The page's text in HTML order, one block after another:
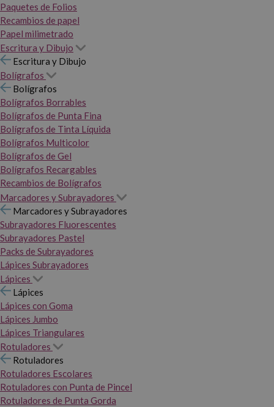
Paquetes de Folios
Recambios de papel
Papel milimetrado
Escritura y Dibujo
Escritura y Dibujo
Bolígrafos
Bolígrafos
Bolígrafos Borrables
Bolígrafos de Punta Fina
Bolígrafos de Tinta Líquida
Bolígrafos Multicolor
Bolígrafos de Gel
Bolígrafos Recargables
Recambios de Bolígrafos
Marcadores y Subrayadores
Marcadores y Subrayadores
Subrayadores Fluorescentes
Subrayadores Pastel
Packs de Subrayadores
Lápices Subrayadores
Lápices
Lápices
Lápices con Goma
Lápices Jumbo
Lápices Triangulares
Rotuladores
Rotuladores
Rotuladores Escolares
Rotuladores con Punta de Pincel
Rotuladores de Punta Gorda